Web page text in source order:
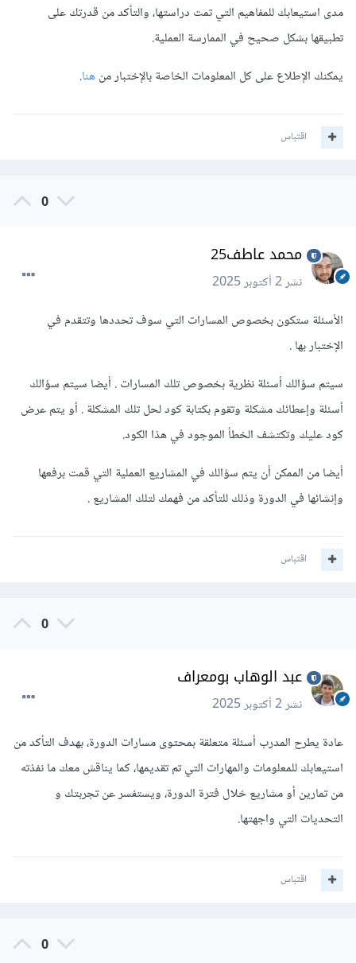
مدى استيعابك للمفاهيم التي تمت دراستها، والتأكد من قدرتك على
تطبيقها بشكل صحيح في الممارسة العملية.
يمكنك الإطلاع على كل المعلومات الخاصة بالإختبار منهنا.
اقتباس
0
محمد عاطف25
نشر2 أكتوبر 2025
الأسئلة ستكون بخصوص المسارات التي سوف تحددها وتتقدم في
الإختبار بها .
سيتم سؤالك أسئلة نظرية بخصوص تلك المسارات . أيضا سيتم سؤالك
أسئلة وإعطائك مشكلة وتقوم بكتابة كود لحل تلك المشكلة . أو يتم عرض
كود عليك وتكتشف الخطأ الموجود في هذا الكود.
أيضا من الممكن أن يتم سؤالك في المشاريع العملية التي قمت برفعها
وإنشائها في الدورة وذلك للتأكد من فهمك لتلك المشاريع .
اقتباس
0
عبد الوهاب بومعراف
نشر2 أكتوبر 2025
عادة يطرح المدرب أسئلة متعلقة بمحتوى مسارات الدورة، بهدف التأكد من
استيعابك للمعلومات والمهارات التي تم تقديمها، كما يناقش معك ما نفذته
من تمارين أو مشاريع خلال فترة الدورة، ويستفسر عن تجربتك و
التحديات التي واجهتها.
اقتباس
0